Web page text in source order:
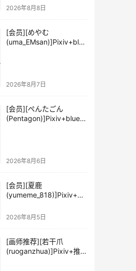
2026年8月8日
[会员][めやむ
(uma_EMsan)]Pixiv+blue
2026年8月7日
[会员][ぺんたごん
(Pentagon)]Pixiv+blues
2026年8月6日
[会员][夏鹿
(yumeme_818)]Pixiv+推
2026年8月5日
[画师推荐][若干爪
(ruoganzhua)]Pixiv+推